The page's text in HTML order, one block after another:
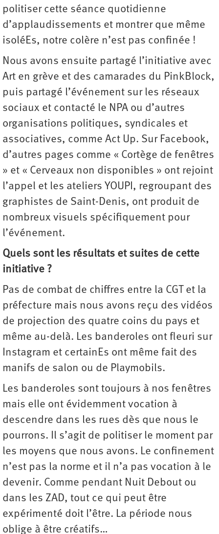
politiser cette séance quotidienne
d’applaudissements et montrer que même
isoléEs, notre colère n’est pas confinée !
Nous avons ensuite partagé l’initiative avec
Art en grève et des camarades du PinkBlock,
puis partagé l’événement sur les réseaux
sociaux et contacté le NPA ou d’autres
organisations politiques, syndicales et
associatives, comme Act Up. Sur Facebook,
d’autres pages comme « Cortège de fenêtres
» et « Cerveaux non disponibles » ont rejoint
l’appel et les ateliers YOUPI, regroupant des
graphistes de Saint-Denis, ont produit de
nombreux visuels spécifiquement pour
l’événement.
Quels sont les résultats et suites de cette
initiative ?
Pas de combat de chiffres entre la CGT et la
préfecture mais nous avons reçu des vidéos
de projection des quatre coins du pays et
même au-delà. Les banderoles ont fleuri sur
Instagram et certainEs ont même fait des
manifs de salon ou de Playmobils.
Les banderoles sont toujours à nos fenêtres
mais elle ont évidemment vocation à
descendre dans les rues dès que nous le
pourrons. Il s’agit de politiser le moment par
les moyens que nous avons. Le confinement
n’est pas la norme et il n’a pas vocation à le
devenir. Comme pendant Nuit Debout ou
dans les ZAD, tout ce qui peut être
expérimenté doit l’être. La période nous
oblige à être créatifs…